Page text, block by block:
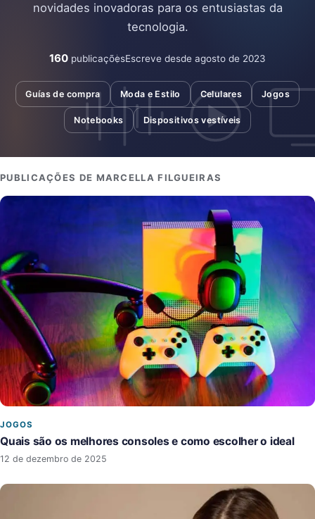
novidades inovadoras para os entusiastas da
tecnologia.
160 publicaçõesEscreve desde agosto de 2023
Guías de compra Moda e Estilo Celulares Jogos
Notebooks Dispositivos vestíveis
PUBLICAÇÕES DE MARCELLA FILGUEIRAS
JOGOS
Quais são os melhores consoles e como escolher o ideal
12 de dezembro de 2025